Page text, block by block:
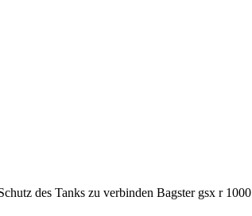
des Tanks zu verbinden Bagster gsx r 1000